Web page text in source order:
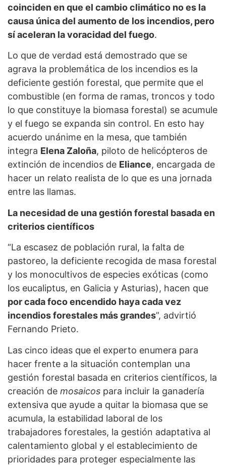
coinciden en que el cambio climático no es la
causa única del aumento de los incendios, pero
sí aceleran la voracidad del fuego.
Lo que de verdad está demostrado que se
agrava la problemática de los incendios es la
deficiente gestión forestal, que permite que el
combustible (en forma de ramas, troncos y todo
lo que constituye la biomasa forestal) se acumule
y el fuego se expanda sin control. En esto hay
acuerdo unánime en la mesa, que también
integra Elena Zaloña, piloto de helicópteros de
extinción de incendios de Eliance, encargada de
hacer un relato realista de lo que es una jornada
entre las llamas.
La necesidad de una gestión forestal basada en
criterios científicos
“La escasez de población rural, la falta de
pastoreo, la deficiente recogida de masa forestal
y los monocultivos de especies exóticas (como
los eucaliptus, en Galicia y Asturias), hacen que
por cada foco encendido haya cada vez
incendios forestales más grandes”, advirtió
Fernando Prieto.
Las cinco ideas que el experto enumera para
hacer frente a la situación contemplan una
gestión forestal basada en criterios científicos, la
creación de mosaicos para incluir la ganadería
extensiva que ayude a quitar la biomasa que se
acumula, la estabilidad laboral de los
trabajadores forestales, la gestión adaptativa al
calentamiento global y el establecimiento de
prioridades para proteger especialmente las